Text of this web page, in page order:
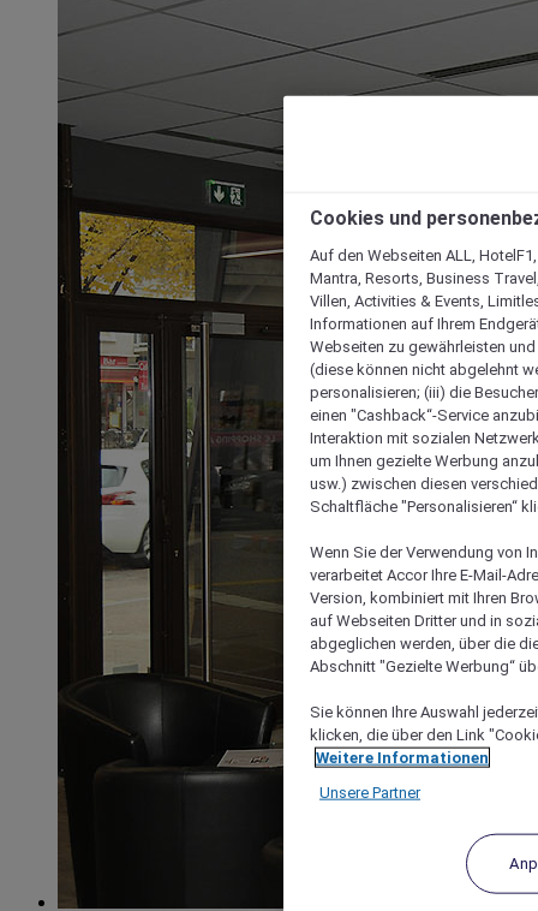
Cookies und
Auf den Webseiten ALL,
Mantra, Resorts, Business
Villen, Activities & Events,
Informationen auf Ihrem
Webseiten zu gewährleisten
(diese können nicht abgelehnt
personalisieren; (iii) die
einen "Cashback“-Service
Interaktion mit sozialen
um Ihnen gezielte Werbung
usw.) zwischen diesen
Schaltfläche "Personalisieren“
Wenn Sie der Verwendung von
verarbeitet Accor Ihre E-Mail-
Version, kombiniert mit Ihren
auf Webseiten Dritter und in
abgeglichen werden, über die
Abschnitt "Gezielte Werbung“
Sie können Ihre Auswahl
klicken, die über den Link
Weitere Informationen
Unsere Partner